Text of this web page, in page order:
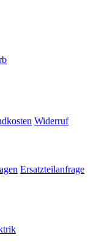
Widerruf
Ersatzteilanfrage